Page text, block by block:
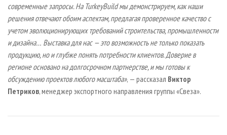
современные запросы. На TurkeyBuild мы демонстрируем, как наши
решения отвечают обоим аспектам, предлагая проверенное качество с
учетом эволюционирующих требований строительства, промышленности
и дизайна… Выставка для нас — это возможность не только показать
продукцию, но и глубже понять потребности клиентов. Доверие в
регионе основано на долгосрочном партнерстве, и мы готовы к
обсуждению проектов любого масштаба», — рассказал Виктор
Петриков, менеджер экспортного направления группы «Свеза».